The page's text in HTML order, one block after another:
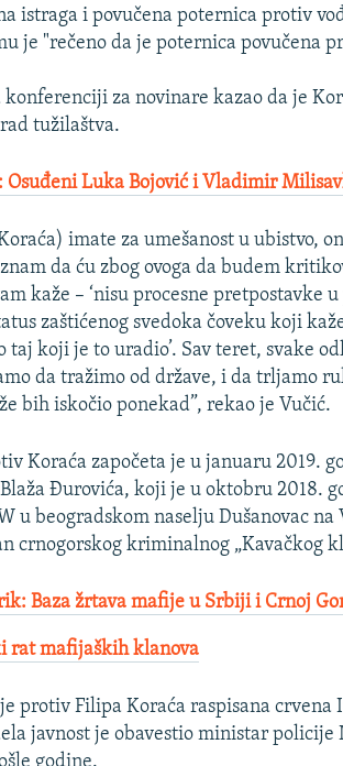
istraga i povučena poternica protiv
je "rečeno da je poternica povučena
konferenciji za novinare kazao da je
tužilaštva.
Osuđeni Luka Bojović i Vladimir
imate za umešanost u ubistvo,
da ću zbog ovoga da budem
kaže – ‘nisu procesne pretpostavke
zaštićenog svedoka čoveku koji
taj koji je to uradio’. Sav teret, svake
da tražimo od države, i da trljamo
bih iskočio ponekad”, rekao je Vučić.
Koraća započeta je u januaru 2019.
Đurovića, koji je u oktobru 2018.
u beogradskom naselju Dušanovac
crnogorskog kriminalnog „Kavačkog
Baza žrtava mafije u Srbiji i Crnoj
rat mafijaških klanova
protiv Filipa Koraća raspisana
javnost je obavestio ministar policije